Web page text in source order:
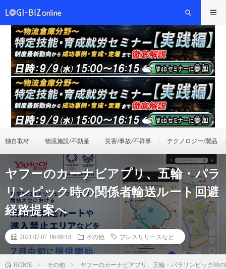
独自取材 物流施設/不動産 災害/事故/不祥事 テクノロジー/製品
ヤフーのカーナビアプリ、五輪・パラ
リンピック時の関係者輸送ルート回避
経路提案へ
2021.07.07 06:00:18 その他 プレスリリースなど
HOME その他 ヤフーのカーナビアプリ、五輪・パラリンピック時